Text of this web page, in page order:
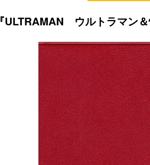
『ULTRAMAN ウルトラマン